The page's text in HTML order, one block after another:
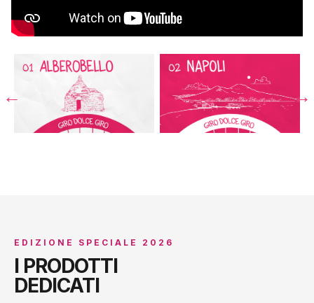
EDIZIONE SPECIALE 2026
I PRODOTTI
DEDICATI